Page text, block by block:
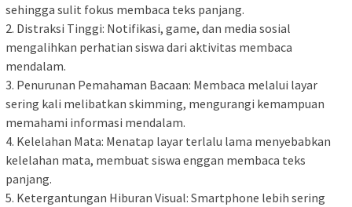
sehingga sulit fokus membaca teks panjang.
2. Distraksi Tinggi: Notifikasi, game, dan media sosial
mengalihkan perhatian siswa dari aktivitas membaca
mendalam.
3. Penurunan Pemahaman Bacaan: Membaca melalui layar
sering kali melibatkan skimming, mengurangi kemampuan
memahami informasi mendalam.
4. Kelelahan Mata: Menatap layar terlalu lama menyebabkan
kelelahan mata, membuat siswa enggan membaca teks
panjang.
5. Ketergantungan Hiburan Visual: Smartphone lebih sering